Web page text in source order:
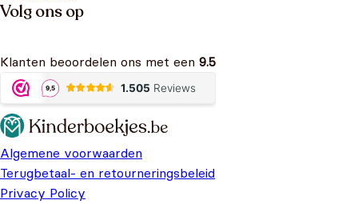
Volg ons op
Klanten beoordelen ons met een 9.5
Algemene voorwaarden
Terugbetaal- en retourneringsbeleid
Privacy Policy